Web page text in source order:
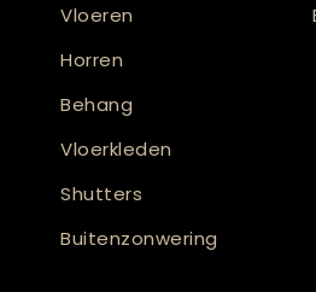
Vloeren
Horren
Behang
Vloerkleden
Shutters
Buitenzonwering